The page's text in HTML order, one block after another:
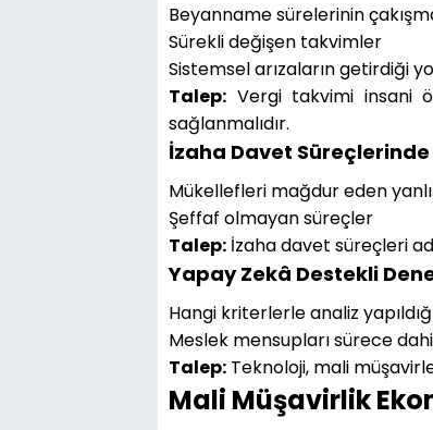
Beyanname sürelerinin
Sürekli değişen takvimler
Sistemsel arızaların getirdiği
Talep: Vergi takvimi insani
sağlanmalıdır.
İzaha Davet
Mükellefleri mağdur eden
Şeffaf olmayan süreçler
Talep: İzaha davet süreçleri
Yapay Zekâ Destekli
Hangi kriterlerle analiz
Meslek mensupları sürece
Talep: Teknoloji, mali
Mali Müşavirlik